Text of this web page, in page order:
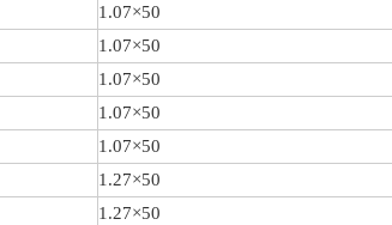
1.07×50
1.07×50
1.07×50
1.07×50
1.07×50
1.27×50
1.27×50